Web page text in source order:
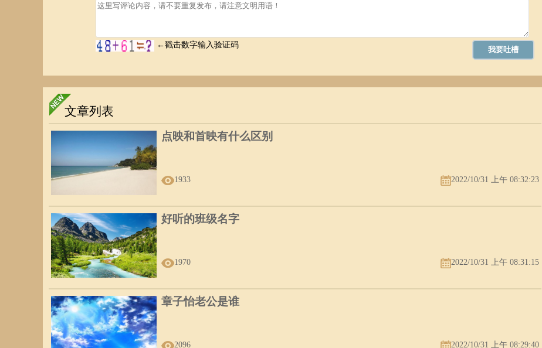
若是你是单身人士，你的夫妻宫被流年合动，意味着你即将要遇到你喜欢的人，你会在这个流年里，邂逅一段幸福甜蜜的恋爱，并且非常
有机会能够走进婚姻的殿堂；简单来说，当流年合动了夫妻宫，便是你姻缘到来的时候，也是你结婚的好时机！
但如果你是已婚人士，流年合动了你的夫妻宫，如此便是不好的征兆，这样的青意味着你的婚姻生活中会出现第三者，你的人际关系里突
然出现了一个追求自己的异性，并且会危及着你的婚姻，以及你与配偶之间的感情，若是处理不好，甚至还可能会与配偶离婚，家庭破败
等等！所以夫妻宫被流年合动的已婚人士，可要担心了！
日支为夫妻宫逢合，与日支合之地支代表是一个啥样的人：
3、地支为伤食：年龄小于自己或从事文化艺术的人。
4、地支为财星：有钱之人。
5、地支为印枭：有文化之人或年龄相当于父辈之人。
二、夫妻宫逢冲
文章列表
点映和首映有什么区别
1933 2022/10/31 上午 08:32:23
好听的班级名字
1970 2022/10/31 上午 08:31:15
章子怡老公是谁
2096 2022/10/31 上午 08:29:40